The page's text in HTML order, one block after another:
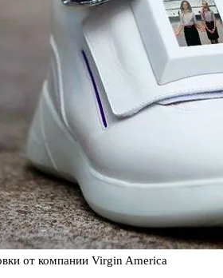
от компании Virgin America